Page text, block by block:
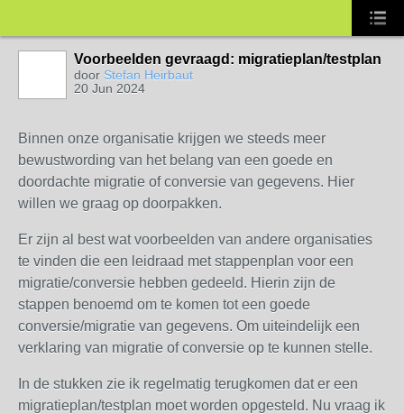
Voorbeelden gevraagd: migratieplan/testplan
door Stefan Heirbaut
20 Jun 2024
Binnen onze organisatie krijgen we steeds meer
bewustwording van het belang van een goede en
doordachte migratie of conversie van gegevens. Hier
willen we graag op doorpakken.
Er zijn al best wat voorbeelden van andere organisaties
te vinden die een leidraad met stappenplan voor een
migratie/conversie hebben gedeeld. Hierin zijn de
stappen benoemd om te komen tot een goede
conversie/migratie van gegevens. Om uiteindelijk een
verklaring van migratie of conversie op te kunnen stelle.
In de stukken zie ik regelmatig terugkomen dat er een
migratieplan/testplan moet worden opgesteld. Nu vraag ik